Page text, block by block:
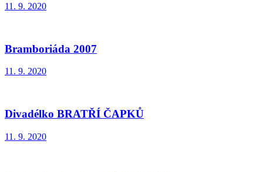
11. 9. 2020
Bramboriáda 2007
11. 9. 2020
Divadélko BRATŘÍ ČAPKŮ
11. 9. 2020